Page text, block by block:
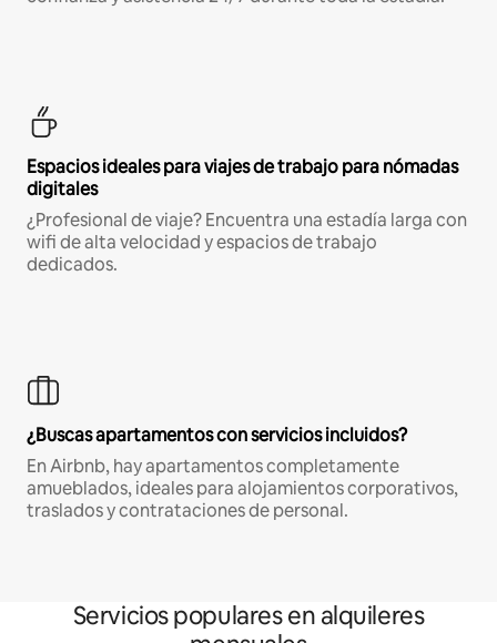
Espacios ideales para viajes de trabajo para nómadas
digitales
¿Profesional de viaje? Encuentra una estadía larga con
wifi de alta velocidad y espacios de trabajo
dedicados.
¿Buscas apartamentos con servicios incluidos?
En Airbnb, hay apartamentos completamente
amueblados, ideales para alojamientos corporativos,
traslados y contrataciones de personal.
Servicios populares en alquileres